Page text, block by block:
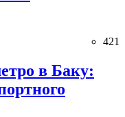
421
в Баку: